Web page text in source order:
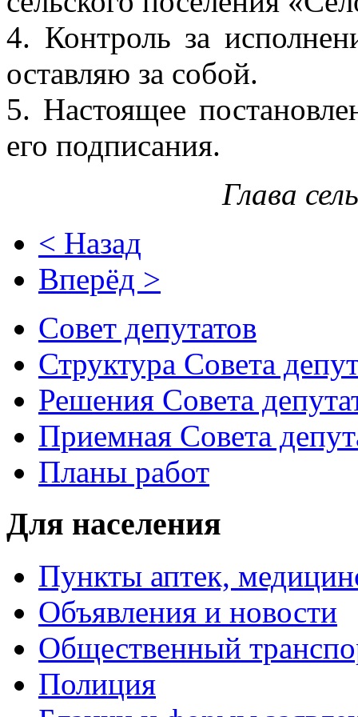
4. Контроль за
оставляю за собой.
5. Настоящее
его подписания.
Глава
< Назад
Вперёд >
Совет депутатов
Структура Совета
Решения Совета
Приемная Совета
Планы работ
Для населения
Пункты аптек,
Объявления и новости
Общественный
Полиция